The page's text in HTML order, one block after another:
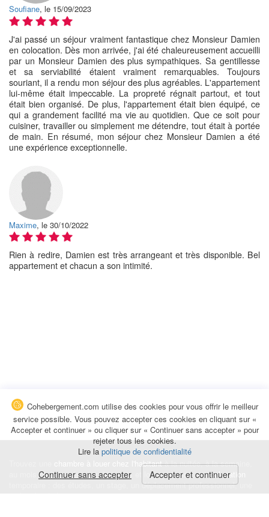
Soufiane, le 15/09/2023
J'ai passé un séjour vraiment fantastique chez Monsieur Damien
en colocation. Dès mon arrivée, j'ai été chaleureusement accueilli
par un Monsieur Damien des plus sympathiques. Sa gentillesse
et sa serviabilité étaient vraiment remarquables. Toujours
souriant, il a rendu mon séjour des plus agréables. L'appartement
lui-même était impeccable. La propreté régnait partout, et tout
était bien organisé. De plus, l'appartement était bien équipé, ce
qui a grandement facilité ma vie au quotidien. Que ce soit pour
cuisiner, travailler ou simplement me détendre, tout était à portée
de main. En résumé, mon séjour chez Monsieur Damien a été
une expérience exceptionnelle.
Maxime, le 30/10/2022
Rien à redire, Damien est très arrangeant et très disponible. Bel
appartement et chacun a son intimité.
chambre à louer chez l'habitantà la nuitée, à la semaine,
au mois ou à l'année pour de courts et longs séjours, unecolocation
temporaire : des études, un stage, un déplacement professionnel, une
Cohebergement.com utilise des cookies pour vous offrir le meilleur
service possible. Vous pouvez accepter ces cookies en cliquant sur «
Accepter et continuer » ou cliquer sur « Continuer sans accepter » pour
rejeter tous les cookies.
Lire la politique de confidentialité
Continuer sans accepter Accepter et continuer